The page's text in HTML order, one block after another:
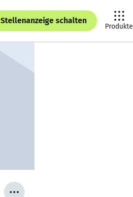
Stellenanzeige schalten
Produkte